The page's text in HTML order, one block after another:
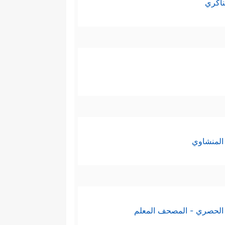
الحصري - المصحف المعلم